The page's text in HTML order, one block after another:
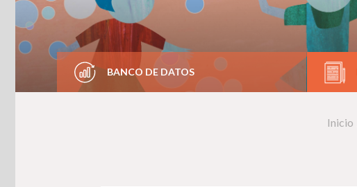
BANCO DE DATOS
Inicio